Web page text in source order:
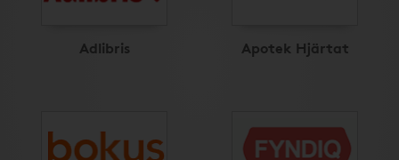
Adlibris Apotek Hjärtat